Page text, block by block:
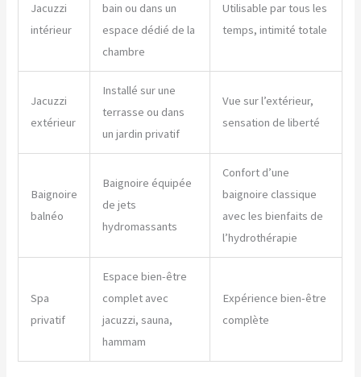
Jacuzzi
intérieur
bain ou dans un
espace dédié de la
chambre
Utilisable par tous les
temps, intimité totale
Jacuzzi
extérieur
Installé sur une
terrasse ou dans
un jardin privatif
Vue sur l’extérieur,
sensation de liberté
Baignoire
balnéo
Baignoire équipée
de jets
hydromassants
Confort d’une
baignoire classique
avec les bienfaits de
l’hydrothérapie
Spa
privatif
Espace bien-être
complet avec
jacuzzi, sauna,
hammam
Expérience bien-être
complète